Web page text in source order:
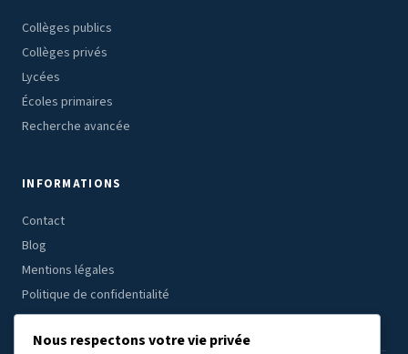
Collèges publics
Collèges privés
Lycées
Écoles primaires
Recherche avancée
INFORMATIONS
Contact
Blog
Mentions légales
Politique de confidentialité
Nous respectons votre vie privée